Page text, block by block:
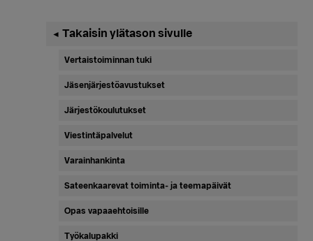
Ensisijainen
sivupalkki
◄ Takaisin ylätason sivulle
Vertaistoiminnan tuki
Jäsenjärjestöavustukset
Järjestökoulutukset
Viestintäpalvelut
Varainhankinta
Sateenkaarevat toiminta- ja teemapäivät
Opas vapaaehtoisille
Työkalupakki